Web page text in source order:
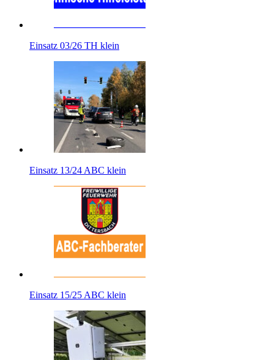
Einsatz 03/26 TH klein
Einsatz 13/24 ABC klein
Einsatz 15/25 ABC klein